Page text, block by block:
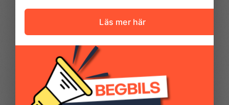
Mittkonsol med armstöd Mugghållare fram
Regenrativ bromsning
Sidokrockkuddar &
krockgardiner
Vi hjälper dig att ordna finansiering av
din bil. Här kan du räkna ut din
ansökan online.
Kontantinsats94 975,00 kr
Avbetalningstid60månader